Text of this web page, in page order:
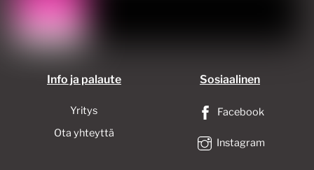
Info ja palaute
Yritys
Ota yhteyttä
Sosiaalinen
Facebook
Instagram